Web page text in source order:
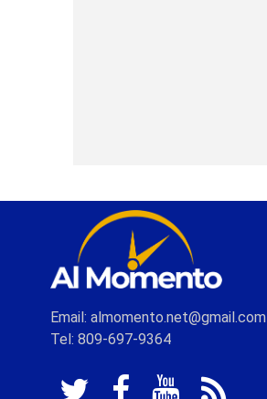
Email: almomento.net@gmail.com
Tel: 809-697-9364